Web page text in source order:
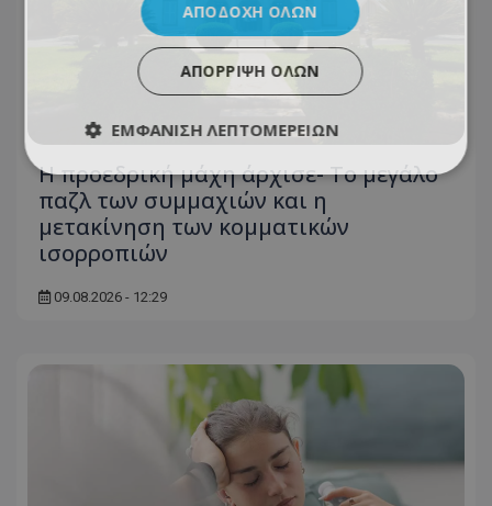
Η προεδρική μάχη άρχισε- Το μεγάλο
παζλ των συμμαχιών και η
μετακίνηση των κομματικών
ισορροπιών
09.08.2026 - 12:29
ΑΠΟΔΟΧΉ ΌΛΩΝ
ΑΠΌΡΡΙΨΗ ΌΛΩΝ
ΕΜΦΆΝΙΣΗ ΛΕΠΤΟΜΕΡΕΙΏΝ